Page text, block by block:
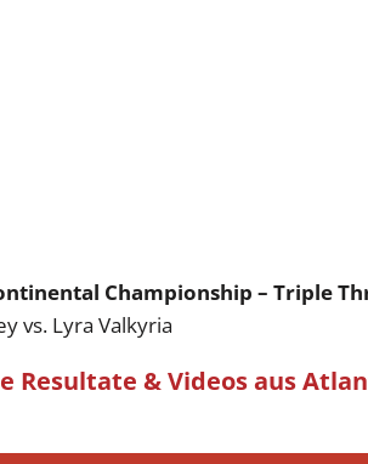
Championship – Triple
vs. Lyra Valkyria
Resultate & Videos aus